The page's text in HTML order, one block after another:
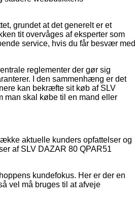
grundet at det generelt er et
tit overvåges af eksperter som
service, hvis du får besvær med
reglementer der gør sig
I den sammenhæng er det
kan bekræfte sit køb af SLV
man skal købe til en mand eller
aktuelle kunders opfattelser og
af SLV DAZAR 80 QPAR51
kundefokus. Her er der en
vel må bruges til at afveje